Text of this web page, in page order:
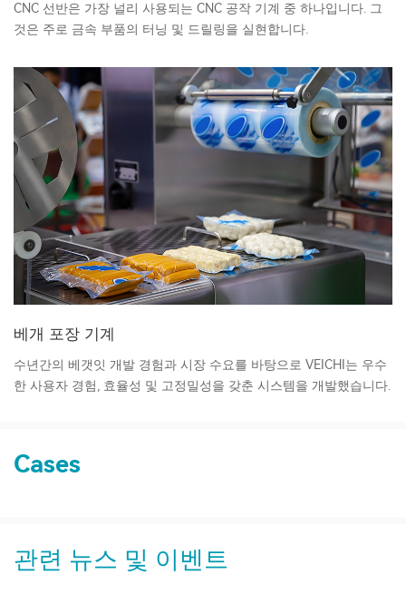
CNC 선반은 가장 널리 사용되는 CNC 공작 기계 중 하나입니다. 그
것은 주로 금속 부품의 터닝 및 드릴링을 실현합니다.
베개 포장 기계
수년간의 베갯잇 개발 경험과 시장 수요를 바탕으로 VEICHI는 우수
한 사용자 경험, 효율성 및 고정밀성을 갖춘 시스템을 개발했습니다.
Cases
관련 뉴스 및 이벤트